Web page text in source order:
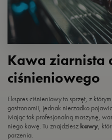
Kawa ziarnista
ciśnieniowego
Ekspres ciśnieniowy to sprzęt, z
gastronomii, jednak nierzadko
Mając tak profesjonalną maszynę,
niego kawę. Tu znajdziesz kawy,
parzenia.